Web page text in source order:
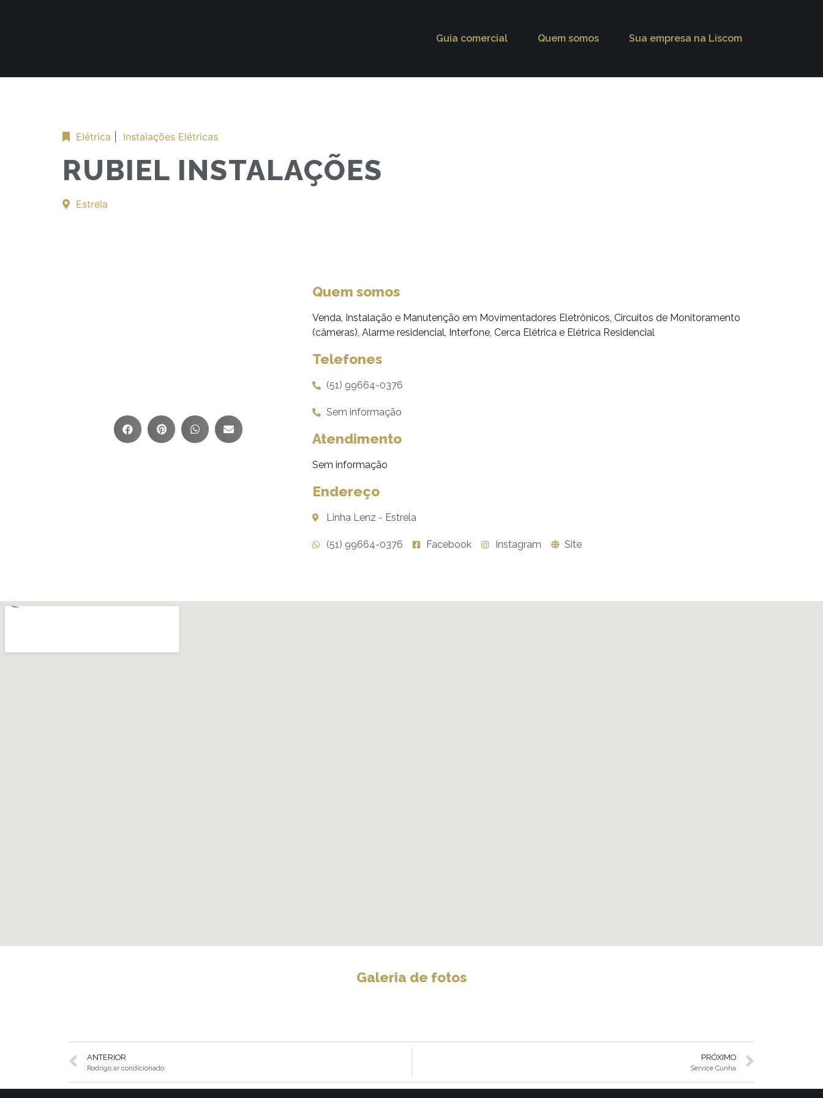
Guia comercial Quem somos Sua empresa na Liscom
Elétrica Instalações Elétricas
RUBIEL INSTALAÇÕES
Estrela
Quem somos
Venda, Instalação e Manutenção em Movimentadores Eletrônicos, Circuitos de Monitoramento
(câmeras), Alarme residencial, Interfone, Cerca Elétrica e Elétrica Residencial
Telefones
(51) 99664-0376
Sem informação
Atendimento
Sem informação
Endereço
Linha Lenz - Estrela
(51) 99664-0376 Facebook Instagram Site
Galeria de fotos
ANTERIOR
Rodrigo ar condicionado
PRÓXIMO
Service Cunha